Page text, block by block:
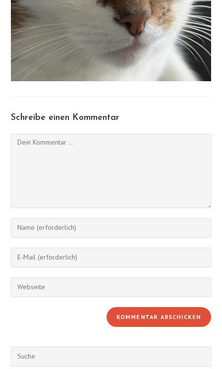
Schreibe einen Kommentar
Kommentieren
Gib
deinen
Namen
oder
zum
Kommentieren
Gib
deine
E-
Mail-
Gib
deine
(optional)